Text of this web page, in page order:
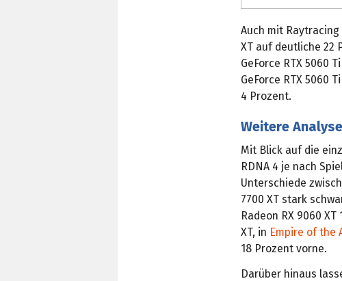
Auch mit Raytracing
XT auf deutliche 22
GeForce RTX 5060
GeForce RTX 5060
4 Prozent.
Weitere
Mit Blick auf die
RDNA 4 je nach
Unterschiede
7700 XT stark
Radeon RX 9060
XT, in Empire of the
18 Prozent vorne.
Darüber hinaus